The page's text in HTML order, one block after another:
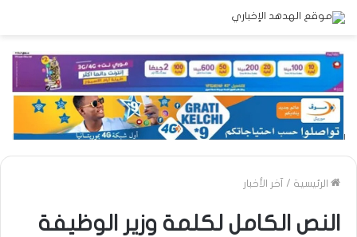
الرئيسية / آخر الأخبار
النص الكامل لكلمة وزير الوظيفة